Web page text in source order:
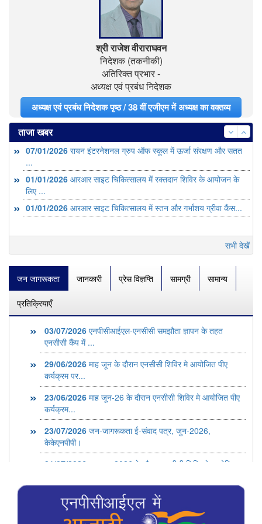
श्री राजेश वीराराघवन
निदेशक (तकनीकी)
अतिरिक्त प्रभार -
अध्यक्ष एवं प्रबंध निदेशक
अध्यक्ष एवं प्रबंध निदेशक पृष्ठ / 38 वीं एजीएम में अध्यक्ष का वक्तव्य
ताजा खबर
07/01/2026 रायन इंटरनेशनल ग्रुप ऑफ स्कूल में ऊर्जा संरक्षण और सतत
...
01/01/2026 आरआर साइट चिकित्सालय में रक्तदान शिविर के आयोजन के
लिए ...
01/01/2026 आरआर साइट चिकित्सालय में स्तन और गर्भाशय ग्रीवा कैंस...
सभी देखें
जन जागरूकता जानकारी प्रेस विज्ञप्ति सामग्री सामान्य
प्रतिक्रियाएँ
03/07/2026 एनपीसीआईएल-एनसीसी समझौता ज्ञापन के तहत
एनसीसी कैंप में ...
29/06/2026 माह जून के दौरान एनसीसी शिविर मे आयोजित पीए
कर्यक्रम पर...
23/06/2026 माह जून-26 के दौरान एनसीसी शिविर मे आयोजित पीए
कर्यक्रम...
23/07/2026 जन-जागरूकता ई-संवाद पत्र, जुन-2026,
केकेएनपीपी।
21/07/2026 माह जुन 2026 के दौरान एनसीसी शिविर मे आयोजित
16/07/2026कांचीपुरम में 9 जुलाई 2026 को एनसीसी कैंप में
एमएपीएस द...
17/12/2025जन-जागरूकता ई-संवाद पत्र,नवंबर-2025,